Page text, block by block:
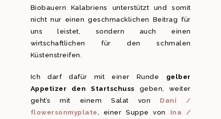
Biobauern Kalabriens unterstützt und somit
nicht nur einen geschmacklichen Beitrag für
uns leistet, sondern auch einen
wirtschaftlichen für den schmalen
Küstenstreifen.
Ich darf dafür mit einer Runde gelber
Appetizer den Startschuss geben, weiter
geht’s mit einem Salat von Dani /
flowersonmyplate , einer Suppe von Ina /